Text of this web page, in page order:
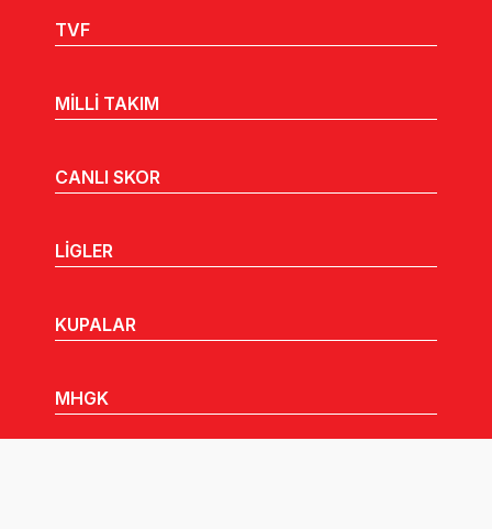
TVF
MİLLİ TAKIM
CANLI SKOR
LİGLER
KUPALAR
MHGK